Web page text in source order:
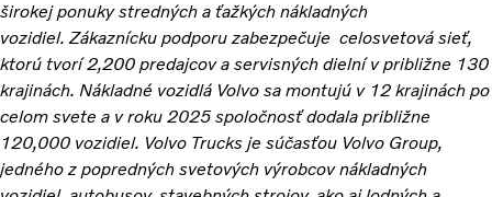
širokej ponuky stredných a ťažkých nákladných
vozidiel. Zákaznícku podporu zabezpečuje celosvetová sieť,
ktorú tvorí 2,200 predajcov a servisných dielní v približne 130
krajinách. Nákladné vozidlá Volvo sa montujú v 12 krajinách po
celom svete a v roku 2025 spoločnosť dodala približne
120,000 vozidiel. Volvo Trucks je súčasťou Volvo Group,
jedného z popredných svetových výrobcov nákladných